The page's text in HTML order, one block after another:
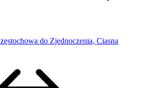
do Zjednoczenia, Ciasna